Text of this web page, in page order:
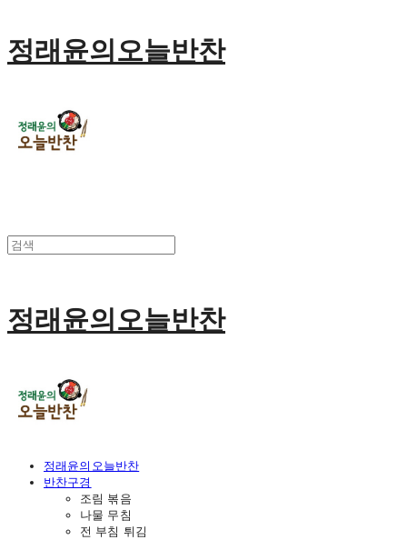
정래윤의오늘반찬
정래윤의오늘반찬
정래윤의오늘반찬
반찬구경
조림 볶음
나물 무침
전 부침 튀김